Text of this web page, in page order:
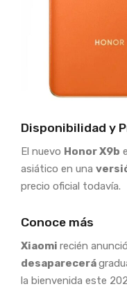
Disponibilidad y
El nuevo Honor X9b
asiático en una
precio oficial todavía.
Conoce más
Xiaomi recién
desaparecerá
la bienvenida este